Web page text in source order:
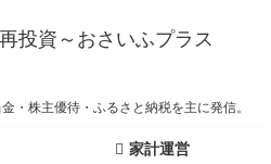
投資～おさいふプラス
・株主優待・ふるさと納税を主に発信。
家計運営